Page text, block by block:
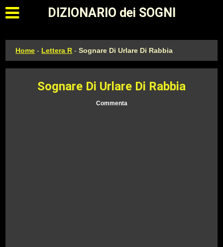
Apri il menu principale
DIZIONARIO dei SOGNI
Home - Lettera R -Sognare Di Urlare Di Rabbia
Sognare Di Urlare Di Rabbia
Commenta